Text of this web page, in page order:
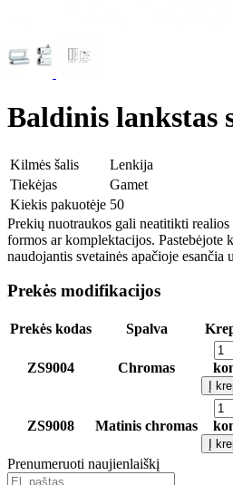
Baldinis lankstas
Kilmės šalis
Lenkija
Tiekėjas
Gamet
Kiekis pakuotėje 50
Prekių nuotraukos gali neatitikti
formos ar komplektacijos. Pastebėjote
naudojantis svetainės apačioje
Prekės modifikacijos
Prekės kodas Spalva
ZS9004 Chromas
Į
ZS9008 Matinis chromas
Į
Prenumeruoti naujienlaiškį